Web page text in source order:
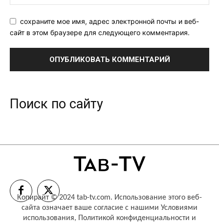
сохраните мое имя, адрес электронной почты и веб-
сайт в этом браузере для следующего комментария.
Поиск по сайту
Копирайт © 2024 tab-tv.com. Использование этого веб-
сайта означает ваше согласие с нашими Условиями
использования, Политикой конфиденциальности и